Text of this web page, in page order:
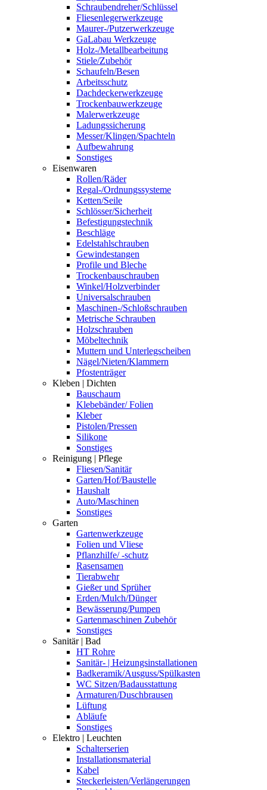
Schraubendreher/Schlüssel
Fliesenlegerwerkzeuge
Maurer-/Putzerwerkzeuge
GaLabau Werkzeuge
Holz-/Metallbearbeitung
Stiele/Zubehör
Schaufeln/Besen
Arbeitsschutz
Dachdeckerwerkzeuge
Trockenbauwerkzeuge
Malerwerkzeuge
Ladungssicherung
Messer/Klingen/Spachteln
Aufbewahrung
Sonstiges
Eisenwaren
Rollen/Räder
Regal-/Ordnungssysteme
Ketten/Seile
Schlösser/Sicherheit
Befestigungstechnik
Beschläge
Edelstahlschrauben
Gewindestangen
Profile und Bleche
Trockenbauschrauben
Winkel/Holzverbinder
Universalschrauben
Maschinen-/Schloßschrauben
Metrische Schrauben
Holzschrauben
Möbeltechnik
Muttern und Unterlegscheiben
Nägel/Nieten/Klammern
Pfostenträger
Kleben | Dichten
Bauschaum
Klebebänder/ Folien
Kleber
Pistolen/Pressen
Silikone
Sonstiges
Reinigung | Pflege
Fliesen/Sanitär
Garten/Hof/Baustelle
Haushalt
Auto/Maschinen
Sonstiges
Garten
Gartenwerkzeuge
Folien und Vliese
Pflanzhilfe/ -schutz
Rasensamen
Tierabwehr
Gießer und Sprüher
Erden/Mulch/Dünger
Bewässerung/Pumpen
Gartenmaschinen Zubehör
Sonstiges
Sanitär | Bad
HT Rohre
Sanitär- | Heizungsinstallationen
Badkeramik/Ausguss/Spülkasten
WC Sitzen/Badausstattung
Armaturen/Duschbrausen
Lüftung
Abläufe
Sonstiges
Elektro | Leuchten
Schalterserien
Installationsmaterial
Kabel
Steckerleisten/Verlängerungen